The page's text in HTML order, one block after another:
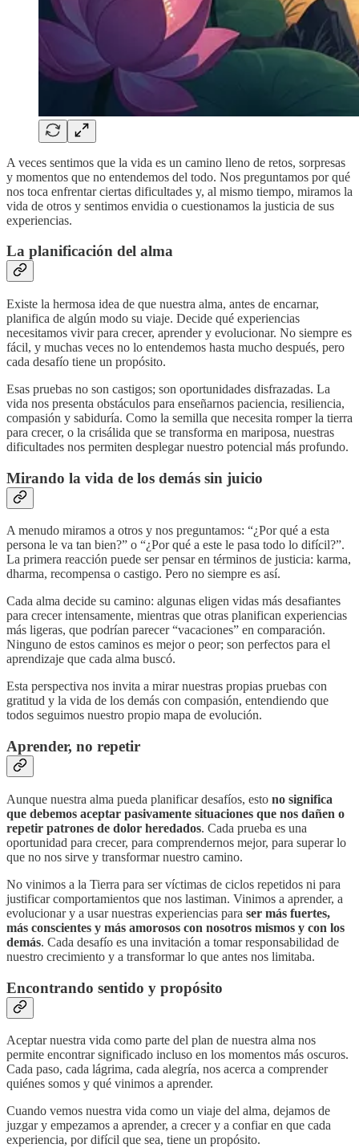
A veces sentimos que la vida es un camino lleno de retos, sorpresas
y momentos que no entendemos del todo. Nos preguntamos por qué
nos toca enfrentar ciertas dificultades y, al mismo tiempo, miramos la
vida de otros y sentimos envidia o cuestionamos la justicia de sus
experiencias.
La planificación del alma
Existe la hermosa idea de que nuestra alma, antes de encarnar,
planifica de algún modo su viaje. Decide qué experiencias
necesitamos vivir para crecer, aprender y evolucionar. No siempre es
fácil, y muchas veces no lo entendemos hasta mucho después, pero
cada desafío tiene un propósito.
Esas pruebas no son castigos; son oportunidades disfrazadas. La
vida nos presenta obstáculos para enseñarnos paciencia, resiliencia,
compasión y sabiduría. Como la semilla que necesita romper la tierra
para crecer, o la crisálida que se transforma en mariposa, nuestras
dificultades nos permiten desplegar nuestro potencial más profundo.
Mirando la vida de los demás sin juicio
A menudo miramos a otros y nos preguntamos: “¿Por qué a esta
persona le va tan bien?” o “¿Por qué a este le pasa todo lo difícil?”.
La primera reacción puede ser pensar en términos de justicia: karma,
dharma, recompensa o castigo. Pero no siempre es así.
Cada alma decide su camino: algunas eligen vidas más desafiantes
para crecer intensamente, mientras que otras planifican experiencias
más ligeras, que podrían parecer “vacaciones” en comparación.
Ninguno de estos caminos es mejor o peor; son perfectos para el
aprendizaje que cada alma buscó.
Esta perspectiva nos invita a mirar nuestras propias pruebas con
gratitud y la vida de los demás con compasión, entendiendo que
todos seguimos nuestro propio mapa de evolución.
Aprender, no repetir
Aunque nuestra alma pueda planificar desafíos, esto no significa
que debemos aceptar pasivamente situaciones que nos dañen o
repetir patrones de dolor heredados. Cada prueba es una
oportunidad para crecer, para comprendernos mejor, para superar lo
que no nos sirve y transformar nuestro camino.
No vinimos a la Tierra para ser víctimas de ciclos repetidos ni para
justificar comportamientos que nos lastiman. Vinimos a aprender, a
evolucionar y a usar nuestras experiencias para ser más fuertes,
más conscientes y más amorosos con nosotros mismos y con los
demás. Cada desafío es una invitación a tomar responsabilidad de
nuestro crecimiento y a transformar lo que antes nos limitaba.
Encontrando sentido y propósito
Aceptar nuestra vida como parte del plan de nuestra alma nos
permite encontrar significado incluso en los momentos más oscuros.
Cada paso, cada lágrima, cada alegría, nos acerca a comprender
quiénes somos y qué vinimos a aprender.
Cuando vemos nuestra vida como un viaje del alma, dejamos de
juzgar y empezamos a aprender, a crecer y a confiar en que cada
experiencia, por difícil que sea, tiene un propósito.